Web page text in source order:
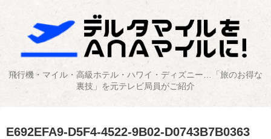
飛行機・マイル・高級ホテル・ハワイ・ディズニー…「旅のお得な
裏技」を元テレビ局員がご紹介
E692EFA9-D5F4-4522-9B02-D0743B7B0363